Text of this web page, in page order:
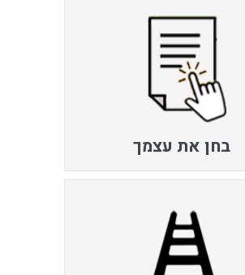
בחן את עצמך